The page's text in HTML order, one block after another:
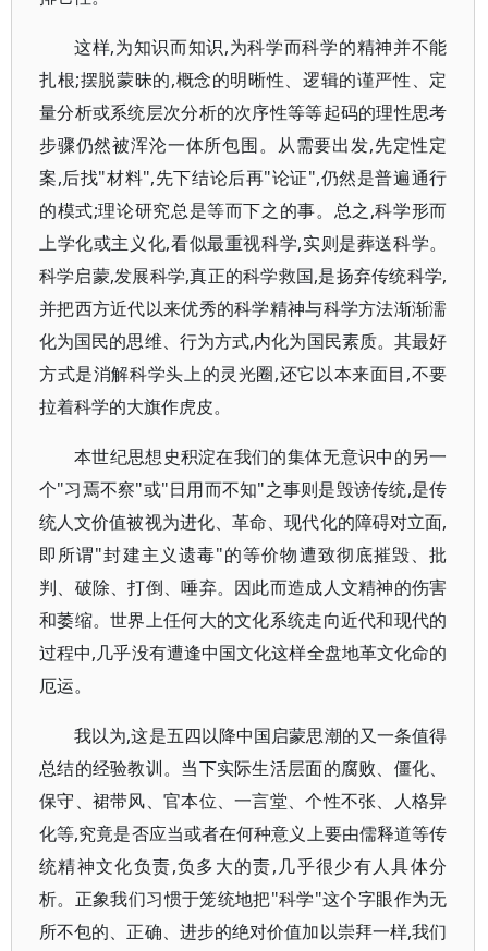
这样,为知识而知识,为科学而科学的精神并不能
扎根;摆脱蒙昧的,概念的明晰性、逻辑的谨严性、定
量分析或系统层次分析的次序性等等起码的理性思考
步骤仍然被浑沦一体所包围。从需要出发,先定性定
案,后找"材料",先下结论后再"论证",仍然是普遍通行
的模式;理论研究总是等而下之的事。总之,科学形而
上学化或主义化,看似最重视科学,实则是葬送科学。
科学启蒙,发展科学,真正的科学救国,是扬弃传统科学,
并把西方近代以来优秀的科学精神与科学方法渐渐濡
化为国民的思维、行为方式,内化为国民素质。其最好
方式是消解科学头上的灵光圈,还它以本来面目,不要
拉着科学的大旗作虎皮。
本世纪思想史积淀在我们的集体无意识中的另一
个"习焉不察"或"日用而不知"之事则是毁谤传统,是传
统人文价值被视为进化、革命、现代化的障碍对立面,
即所谓"封建主义遗毒"的等价物遭致彻底摧毁、批
判、破除、打倒、唾弃。因此而造成人文精神的伤害
和萎缩。世界上任何大的文化系统走向近代和现代的
过程中,几乎没有遭逢中国文化这样全盘地革文化命的
厄运。
我以为,这是五四以降中国启蒙思潮的又一条值得
总结的经验教训。当下实际生活层面的腐败、僵化、
保守、裙带风、官本位、一言堂、个性不张、人格异
化等,究竟是否应当或者在何种意义上要由儒释道等传
统精神文化负责,负多大的责,几乎很少有人具体分
析。正象我们习惯于笼统地把"科学"这个字眼作为无
所不包的、正确、进步的绝对价值加以崇拜一样,我们